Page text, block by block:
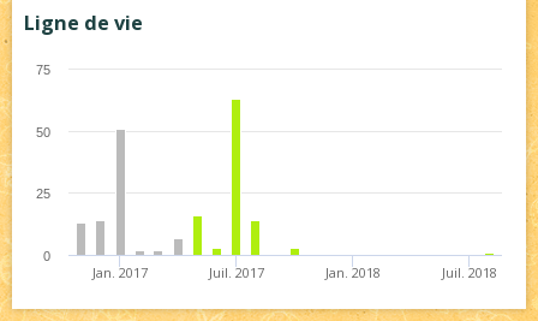
Ligne de vie
Jan. 2017 Juil. 2017 Jan. 2018 Juil. 2018
0
25
50
75